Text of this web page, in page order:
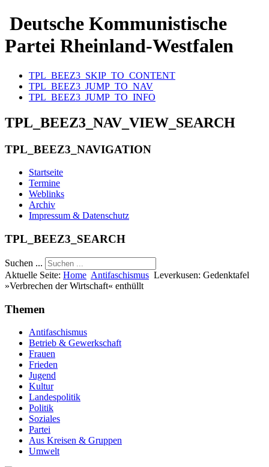
Deutsche Kommunistische
Partei Rheinland-Westfalen
TPL_BEEZ3_SKIP_TO_CONTENT
TPL_BEEZ3_JUMP_TO_NAV
TPL_BEEZ3_JUMP_TO_INFO
TPL_BEEZ3_NAV_VIEW_SEARCH
TPL_BEEZ3_NAVIGATION
Startseite
Termine
Weblinks
Archiv
Impressum & Datenschutz
TPL_BEEZ3_SEARCH
Suchen ...
Aktuelle Seite: Home Antifaschismus Leverkusen: Gedenktafel
»Verbrechen der Wirtschaft« enthüllt
Themen
Antifaschismus
Betrieb & Gewerkschaft
Frauen
Frieden
Jugend
Kultur
Landespolitik
Politik
Soziales
Partei
Aus Kreisen & Gruppen
Umwelt